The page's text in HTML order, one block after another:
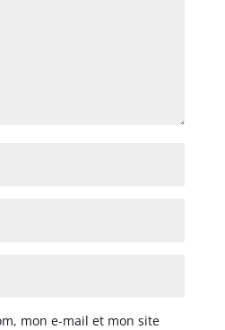
mon e-mail et mon site